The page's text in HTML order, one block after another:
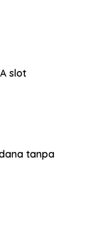
slot
tanpa